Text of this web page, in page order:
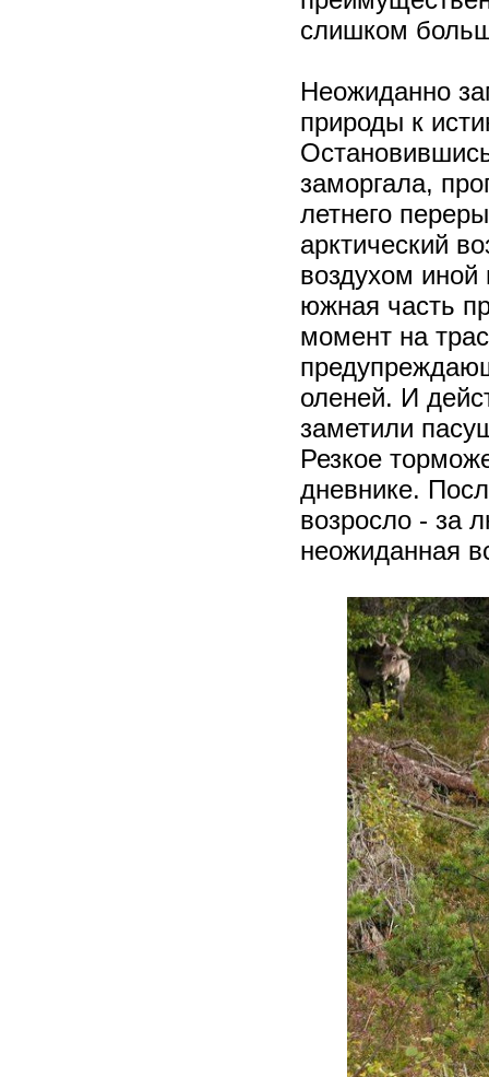
слишком
Неожиданно
природы к
заморгала,
летнего
арктический
воздухом
южная часть
момент на
оленей. И
заметили
Резкое
дневнике.
возросло - за
неожиданная